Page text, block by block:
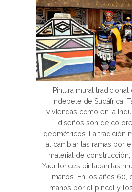
Pintura mural
ndebele de Sudáfrica.
viviendas como en la
diseños son de
geométricos. La tradición
al cambiar las ramas por
material de construcción,
Yaentonces pintaban las
manos. En los años 60,
manos por el pincel y